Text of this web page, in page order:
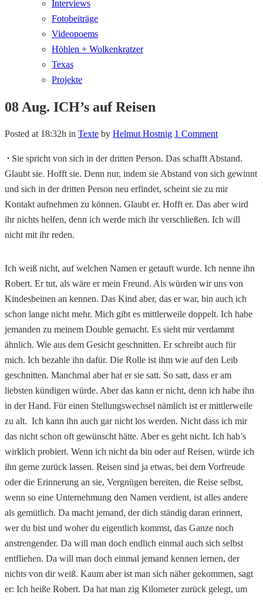
Interviews
Fotobeiträge
Videopoems
Höhlen + Wolkenkratzer
Texas
Projekte
08 Aug. ICH’s auf Reisen
Posted at 18:32h in Texte by Helmut Hostnig 1 Comment
Sie spricht von sich in der dritten Person. Das schafft Abstand.
Glaubt sie. Hofft sie. Denn nur, indem sie Abstand von sich gewinnt
und sich in der dritten Person neu erfindet, scheint sie zu mir
Kontakt aufnehmen zu können. Glaubt er. Hofft er. Das aber wird
ihr nichts helfen, denn ich werde mich ihr verschließen. Ich will
nicht mit ihr reden.
Ich weiß nicht, auf welchen Namen er getauft wurde. Ich nenne ihn
Robert. Er tut, als wäre er mein Freund. Als würden wir uns von
Kindesbeinen an kennen. Das Kind aber, das er war, bin auch ich
schon lange nicht mehr. Mich gibt es mittlerweile doppelt. Ich habe
jemanden zu meinem Double gemacht. Es sieht mir verdammt
ähnlich. Wie aus dem Gesicht geschnitten. Er schreibt auch für
mich. Ich bezahle ihn dafür. Die Rolle ist ihm wie auf den Leib
geschnitten. Manchmal aber hat er sie satt. So satt, dass er am
liebsten kündigen würde. Aber das kann er nicht, denn ich habe ihn
in der Hand. Für einen Stellungswechsel nämlich ist er mittlerweile
zu alt. Ich kann ihn auch gar nicht los werden. Nicht dass ich mir
das nicht schon oft gewünscht hätte. Aber es geht nicht. Ich hab’s
wirklich probiert. Wenn ich nicht da bin oder auf Reisen, würde ich
ihn gerne zurück lassen. Reisen sind ja etwas, bei dem Vorfreude
oder die Erinnerung an sie, Vergnügen bereiten, die Reise selbst,
wenn so eine Unternehmung den Namen verdient, ist alles andere
als gemütlich. Da macht jemand, der dich ständig daran erinnert,
wer du bist und woher du eigentlich kommst, das Ganze noch
anstrengender. Da will man doch endlich einmal auch sich selbst
entfliehen. Da will man doch einmal jemand kennen lernen, der
nichts von dir weiß. Kaum aber ist man sich näher gekommen, sagt
er: Ich heiße Robert. Da hat man zig Kilometer zurück gelegt, um